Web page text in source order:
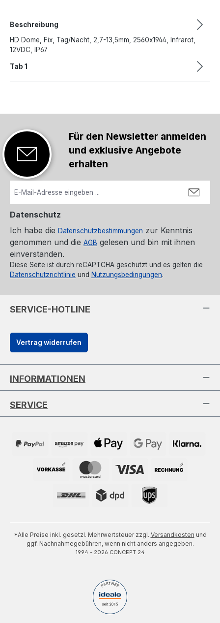
Beschreibung
HD Dome, Fix, Tag/Nacht, 2,7-13,5mm, 2560x1944, Infrarot,
12VDC, IP67
Tab 1
Für den Newsletter anmelden
und exklusive Angebote
erhalten
Datenschutz
Ich habe die Datenschutzbestimmungen zur Kenntnis
genommen und die AGB gelesen und bin mit ihnen
einverstanden.
Diese Seite ist durch reCAPTCHA geschützt und es gelten die
Datenschutzrichtlinie und Nutzungsbedingungen.
SERVICE-HOTLINE
Vertrag widerrufen
INFORMATIONEN
SERVICE
*Alle Preise inkl. gesetzl. Mehrwertsteuer zzgl. Versandkosten und
ggf. Nachnahmegebühren, wenn nicht anders angegeben.
1994 - 2026 CONCEPT 24